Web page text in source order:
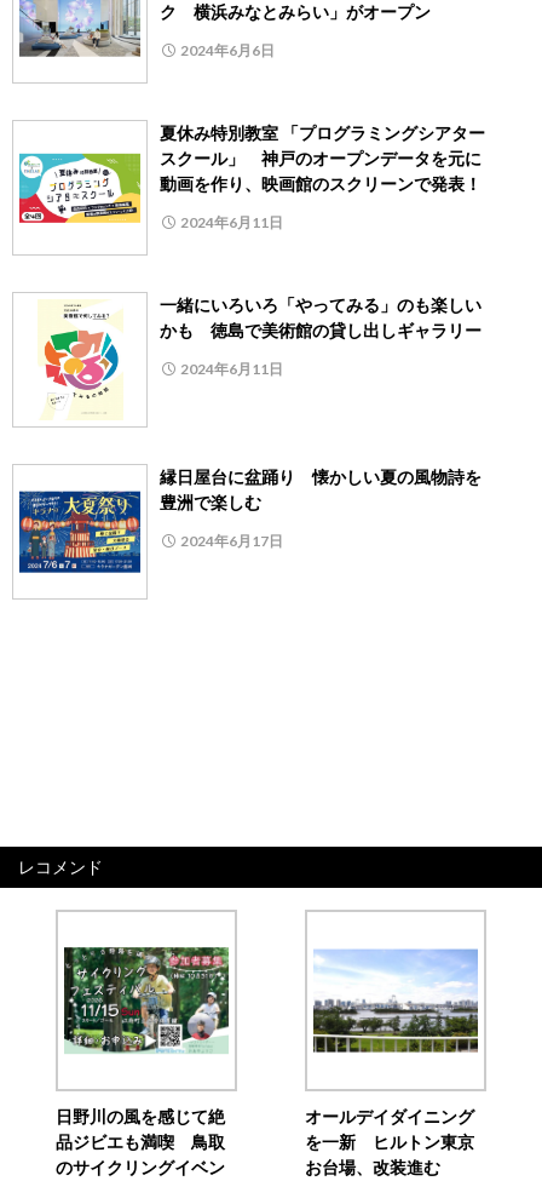
ク 横浜みなとみらい」がオープン
2024年6月6日
夏休み特別教室 「プログラミングシアター
スクール」 神戸のオープンデータを元に
動画を作り、映画館のスクリーンで発表！
2024年6月11日
一緒にいろいろ「やってみる」のも楽しい
かも 徳島で美術館の貸し出しギャラリー
2024年6月11日
縁日屋台に盆踊り 懐かしい夏の風物詩を
豊洲で楽しむ
2024年6月17日
レコメンド
日野川の風を感じて絶
品ジビエも満喫 鳥取
のサイクリングイベン
オールデイダイニング
を一新 ヒルトン東京
お台場、改装進む